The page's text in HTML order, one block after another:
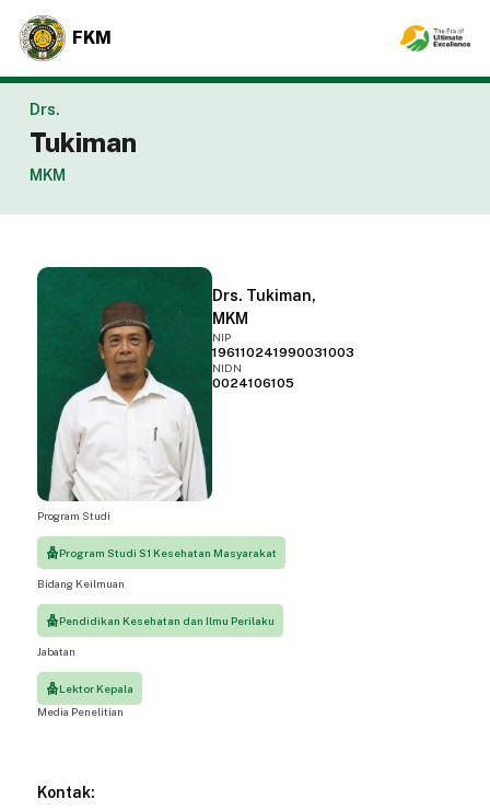
FKM
Drs.
Tukiman
MKM
Drs. Tukiman,
MKM
NIP
196110241990031003
NIDN
0024106105
Program Studi
Program Studi S1 Kesehatan Masyarakat
Bidang Keilmuan
Pendidikan Kesehatan dan Ilmu Perilaku
Jabatan
Lektor Kepala
Media Penelitian
Kontak: